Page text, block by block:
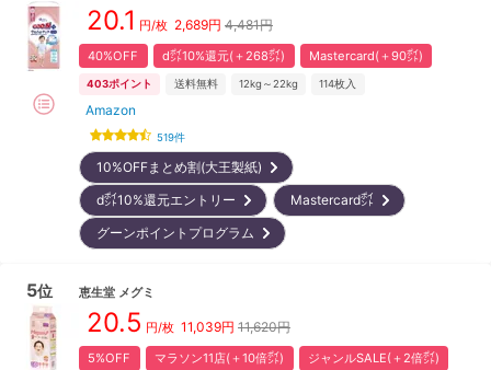
20.1 円/枚 2,689円 4,481円
40%OFF d㌽10%還元(＋268㌽) Mastercard(＋90㌽)
403ポイント 送料無料 12kg～22kg 114枚入
Amazon
519件
10%OFFまとめ割(大王製紙)
d㌽10%還元エントリー
Mastercard㌽
グーンポイントプログラム
5位 恵生堂 メグミ
20.5 円/枚 11,039円 11,620円
5%OFF マラソン11店(＋10倍㌽)
ジャンルSALE(＋2倍㌽)